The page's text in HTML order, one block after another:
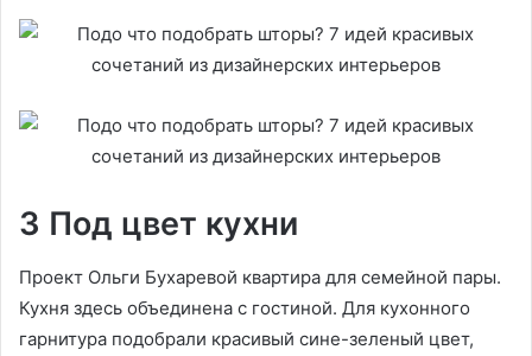
3 Под цвет кухни
Проект Ольги Бухаревой квартира для семейной пары.
Кухня здесь объединена с гостиной. Для кухонного
гарнитура подобрали красивый сине-зеленый цвет,